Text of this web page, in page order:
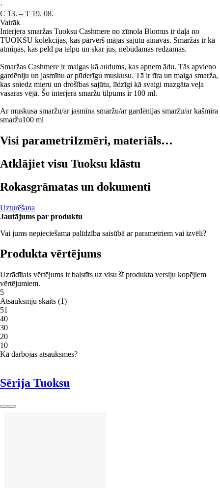
·
C 13. – T 19. 08.
Vairāk
Interjera smaržas Tuoksu Cashmere no zīmola Blomus ir daļa no
TUOKSU kolekcijas, kas pārvērš mājas sajūtu ainavās. Smaržas ir kā
atmiņas, kas peld pa telpu un skar jūs, nebūdamas redzamas.
Smaržas Cashmere ir maigas kā audums, kas apņem ādu. Tās apvieno
gardēniju un jasmīnu ar pūderīgu muskusu. Tā ir tīra un maiga smarža,
kas sniedz mieru un drošības sajūtu, līdzīgi kā svaigi mazgāta veļa
vasaras vējā. Šo interjera smaržu tilpums ir 100 ml.
Ar muskusa smaržu/ar jasmīna smaržu/ar gardēnijas smaržu/ar kašmira
smaržu100 ml
Visi parametriIzmēri, materiāls…
Atklājiet visu Tuoksu klāstu
Rokasgrāmatas un dokumenti
Uzturēšana
Jautājums par produktu
Vai jums nepieciešama palīdzība saistībā ar parametriem vai izvēli?
Produkta vērtējums
Uzrādītais vērtējums ir balstīts uz visu šī produkta versiju kopējiem
vērtējumiem.
5
Atsauksmju skaits (1)
51
40
30
20
10
Kā darbojas atsauksmes?
Sērija Tuoksu